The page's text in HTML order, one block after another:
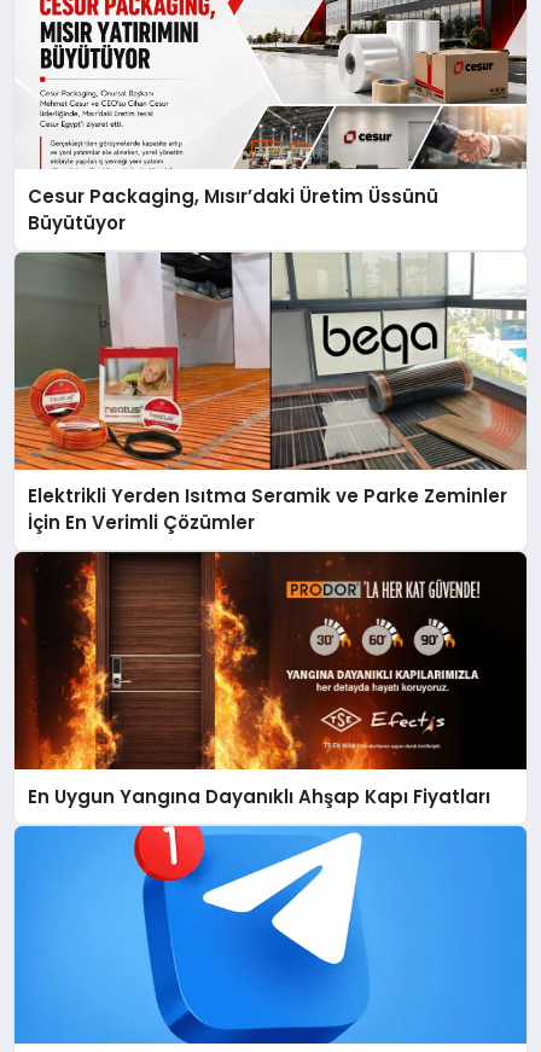
Cesur Packaging, Mısır’daki Üretim Üssünü
Büyütüyor
Elektrikli Yerden Isıtma Seramik ve Parke Zeminler
İçin En Verimli Çözümler
En Uygun Yangına Dayanıklı Ahşap Kapı Fiyatları